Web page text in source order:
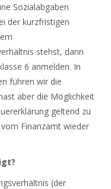
Sozialabgaben
der kurzfristigen
stehst, dann
6 anmelden. In
führen wir die
aber die Möglichkeit
geltend zu
vom Finanzamt wieder
(der